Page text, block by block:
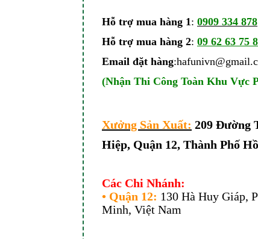
Hỗ trợ mua hàng 1: 0909 334 878
Hỗ trợ mua hàng 2: 09 62 63 75
Email đặt hàng
(Nhận Thi Công Toàn Khu Vực
Xưởng Sản Xuất: 209 Đường
Hiệp, Quận 12, Thành Phố
Các Chi Nhánh:
• Quận 12: 130 Hà Huy Giáp,
Minh, Việt Nam